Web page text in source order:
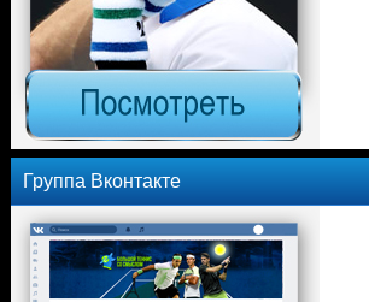
Группа Вконтакте